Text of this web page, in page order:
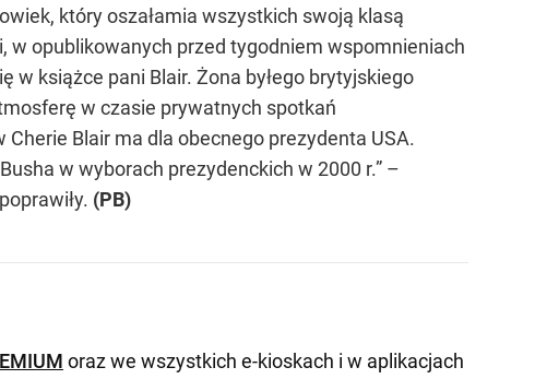
który oszałamia wszystkich swoją klasą
w opublikowanych przed tygodniem wspomnieniach
w książce pani Blair. Żona byłego brytyjskiego
w czasie prywatnych spotkań
Cherie Blair ma dla obecnego prezydenta USA.
w wyborach prezydenckich w 2000 r.” –
(PB)
oraz we wszystkich e-kioskach i w aplikacjach